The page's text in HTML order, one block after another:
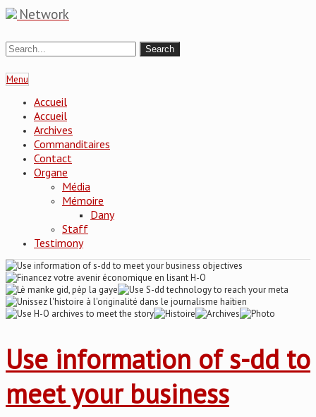
Network
Menu
Accueil
Accueil
Archives
Commanditaires
Contact
Organe
Média
Mémoire
Dany
Staff
Testimony
Use information of s-dd to
meet your business